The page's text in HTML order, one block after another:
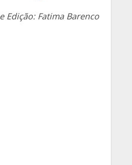
Edição: Fatima Barenco